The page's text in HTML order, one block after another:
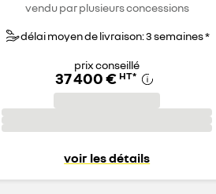
vendu par plusieurs concessions
délai moyen de livraison: 3 semaines *
prix conseillé
37 400 € HT*
voir les détails